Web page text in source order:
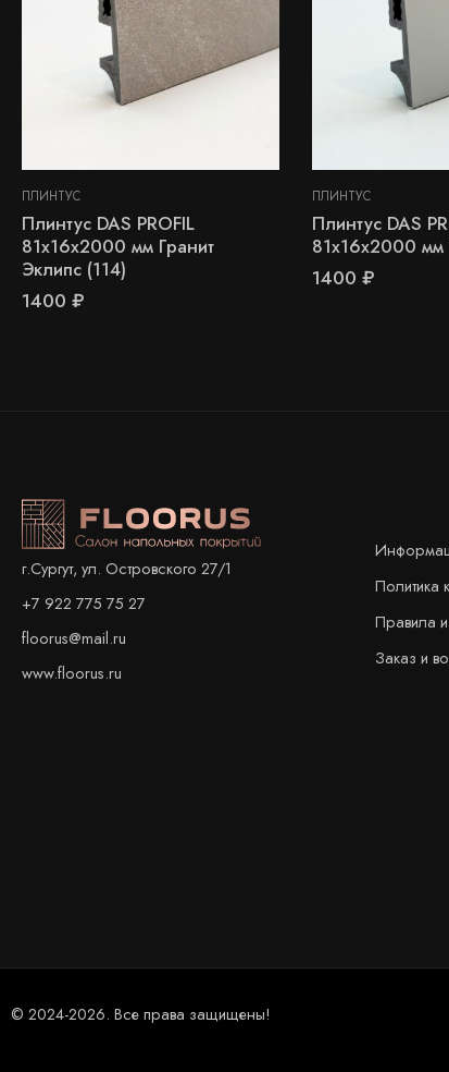
ПЛИНТУС
Плинтус DAS PROFIL
81х16х2000 мм Гранит
Эклипс (114)
1400 ₽
ПЛИНТУС
Плинтус DAS
81х16х2000 мм
1400 ₽
г.Сургут, ул. Островского 27/1
+7 922 775 75 27
floorus@mail.ru
www.floorus.ru
Политика
Правила
Заказ и
© 2024-2026. Все права защищены!